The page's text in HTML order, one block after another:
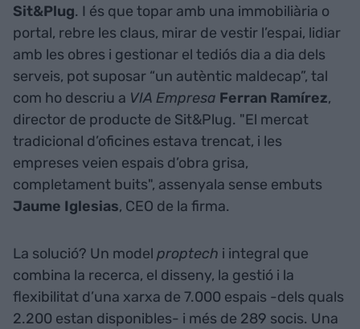
Sit&Plug. I és que topar amb una immobiliària o
portal, rebre les claus, mirar de vestir l’espai, lidiar
amb les obres i gestionar el tediós dia a dia dels
serveis, pot suposar “un autèntic maldecap”, tal
com ho descriu a VIA Empresa Ferran Ramírez,
director de producte de Sit&Plug. "El mercat
tradicional d’oficines estava trencat, i les
empreses veien espais d’obra grisa,
completament buits", assenyala sense embuts
Jaume Iglesias, CEO de la firma.
La solució? Un model proptech i integral que
combina la recerca, el disseny, la gestió i la
flexibilitat d’una xarxa de 7.000 espais -dels quals
2.200 estan disponibles- i més de 289 socis. Una